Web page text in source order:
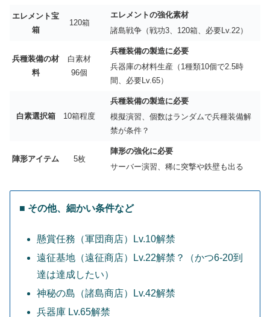
エレメント宝
箱
120箱
エレメントの強化素材
諸島戦争（戦功3、120箱、必要Lv.22）
兵種装備の材
料
白素材
96個
兵種装備の製造に必要
兵器庫の材料生産（1種類10個で2.5時
間、必要Lv.65）
白素選択箱 10箱程度
兵種装備の製造に必要
模擬演習、個数はランダムで兵種装備解
禁が条件？
陣形アイテム 5枚
陣形の強化に必要
サーバー演習、稀に突撃や鉄壁も出る
■ その他、細かい条件など
懸賞任務（軍団商店）Lv.10解禁
遠征基地（遠征商店）Lv.22解禁？（かつ6-20到
達は達成したい）
神秘の島（諸島商店）Lv.42解禁
兵器庫 Lv.65解禁